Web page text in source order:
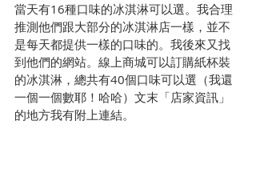
當天有16種口味的冰淇淋可以選。我合理
推測他們跟大部分的冰淇淋店一樣，並不
是每天都提供一樣的口味的。我後來又找
到他們的網站。線上商城可以訂購紙杯裝
的冰淇淋，總共有40個口味可以選（我還
一個一個數耶！哈哈）文末「店家資訊」
的地方我有附上連結。